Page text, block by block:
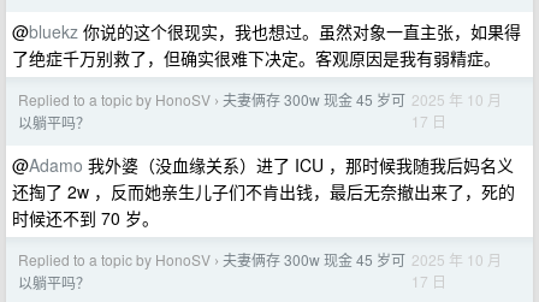
@bluekz 你说的这个很现实，我也想过。虽然对象一直主张，如果得
了绝症千万别救了，但确实很难下决定。客观原因是我有弱精症。
Replied to a topic by HonoSV › 夫妻俩存 300w 现金 45 岁可
以躺平吗？
2025 年 10 月
17 日
@Adamo 我外婆（没血缘关系）进了 ICU ，那时候我随我后妈名义
还掏了 2w ，反而她亲生儿子们不肯出钱，最后无奈撤出来了，死的
时候还不到 70 岁。
Replied to a topic by HonoSV › 夫妻俩存 300w 现金 45 岁可
以躺平吗？
2025 年 10 月
17 日